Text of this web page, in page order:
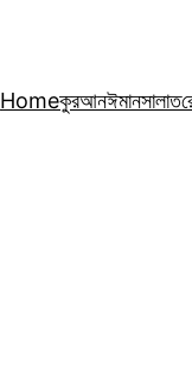
Homeকুরআনঈমানসালাত